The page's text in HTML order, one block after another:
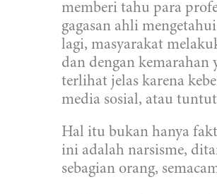
memberi tahu para
gagasan ahli
lagi, masyarakat
dan dengan kemarahan
terlihat jelas karena
media sosial, atau
Hal itu bukan hanya
ini adalah narsisme,
sebagian orang,